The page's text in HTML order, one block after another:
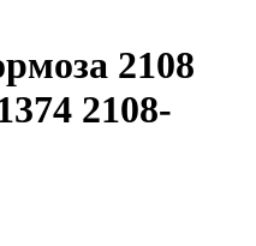
2108
2108-